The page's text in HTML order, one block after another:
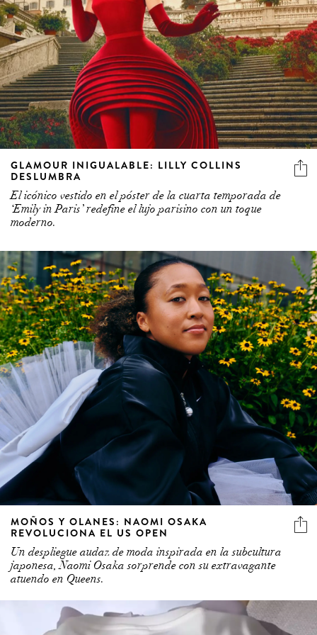
GLAMOUR INIGUALABLE: LILLY COLLINS
DESLUMBRA
El icónico vestido en el póster de la cuarta temporada de
‘Emily in Paris’ redefine el lujo parisino con un toque
moderno.
MOÑOS Y OLANES: NAOMI OSAKA
REVOLUCIONA EL US OPEN
Un despliegue audaz de moda inspirada en la subcultura
japonesa, Naomi Osaka sorprende con su extravagante
atuendo en Queens.